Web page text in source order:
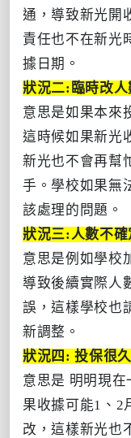
通，導致新光開
責任也不在新光
據日期。
狀況二:臨時改人
意思是如果本來
這時候如果新光
新光也不會再幫
手。學校如果無
該處理的問題。
狀況三:人數不
意思是例如學校
導致後續實際人
誤，這樣學校也
新調整。
狀況四: 投保很
意思是 明明現
果收據可能1、2
改，這樣新光也